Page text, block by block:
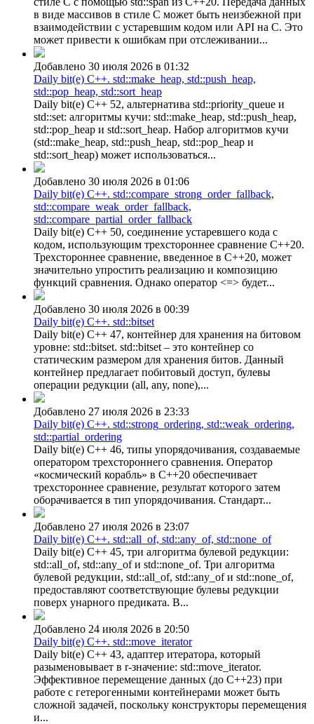
в виде массивов в стиле C может быть неизбежной при
взаимодействии с устаревшим кодом или API на C. Это
может привести к ошибкам при отслеживании...
Добавлено 30 июля 2026 в 01:32
Daily bit(e) C++. std::make_heap, std::push_heap,
std::pop_heap, std::sort_heap
Daily bit(e) C++ 52, альтернатива std::priority_queue и
std::set: алгоритмы кучи: std::make_heap, std::push_heap,
std::pop_heap и std::sort_heap. Набор алгоритмов кучи
(std::make_heap, std::push_heap, std::pop_heap и
std::sort_heap) может использоваться...
Добавлено 30 июля 2026 в 01:06
Daily bit(e) C++. std::compare_strong_order_fallback,
std::compare_weak_order_fallback,
std::compare_partial_order_fallback
Daily bit(e) C++ 50, соединение устаревшего кода с
кодом, использующим трехстороннее сравнение C++20.
Трехстороннее сравнение, введенное в C++20, может
значительно упростить реализацию и композицию
функций сравнения. Однако оператор <=> будет...
Добавлено 30 июля 2026 в 00:39
Daily bit(e) C++. std::bitset
Daily bit(e) C++ 47, контейнер для хранения на битовом
уровне: std::bitset. std::bitset – это контейнер со
статическим размером для хранения битов. Данный
контейнер предлагает побитовый доступ, булевы
операции редукции (all, any, none),...
Добавлено 27 июля 2026 в 23:33
Daily bit(e) C++. std::strong_ordering, std::weak_ordering,
std::partial_ordering
Daily bit(e) C++ 46, типы упорядочивания, создаваемые
оператором трехстороннего сравнения. Оператор
«космический корабль» в C++20 обеспечивает
трехстороннее сравнение, результат которого затем
оборачивается в тип упорядочивания. Стандарт...
Добавлено 27 июля 2026 в 23:07
Daily bit(e) C++. std::all_of, std::any_of, std::none_of
Daily bit(e) C++ 45, три алгоритма булевой редукции:
std::all_of, std::any_of и std::none_of. Три алгоритма
булевой редукции, std::all_of, std::any_of и std::none_of,
предоставляют соответствующие булевы редукции
поверх унарного предиката. В...
Добавлено 24 июля 2026 в 20:50
Daily bit(e) C++. std::move_iterator
Daily bit(e) C++ 43, адаптер итератора, который
разыменовывает в r-значение: std::move_iterator.
Эффективное перемещение данных (до C++23) при
работе с гетерогенными контейнерами может быть
сложной задачей, поскольку конструкторы перемещения
и...